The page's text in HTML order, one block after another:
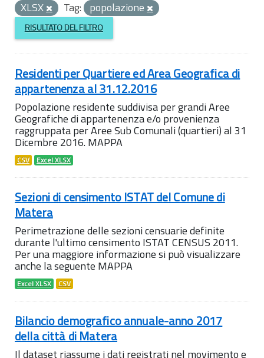
XLSX
Tag: popolazione
RISULTATO DEL FILTRO
Residenti per Quartiere ed Area Geografica di
appartenenza al 31.12.2016
Popolazione residente suddivisa per grandi Aree
Geografiche di appartenenza e/o provenienza
raggruppata per Aree Sub Comunali (quartieri) al 31
Dicembre 2016. MAPPA
CSV Excel XLSX
Sezioni di censimento ISTAT del Comune di
Matera
Perimetrazione delle sezioni censuarie definite
durante l'ultimo censimento ISTAT CENSUS 2011.
Per una maggiore informazione si può visualizzare
anche la seguente MAPPA
Excel XLSX CSV
Bilancio demografico annuale-anno 2017
della città di Matera
Il dataset riassume i dati registrati nel movimento e